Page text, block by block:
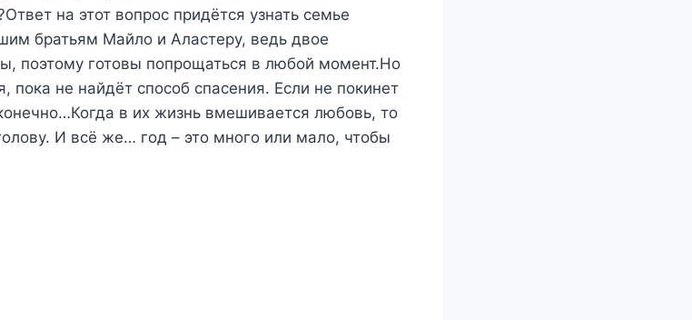
на этот вопрос придётся узнать семье
братьям Майло и Аластеру, ведь двое
поэтому готовы попрощаться в любой момент.Но
пока не найдёт способ спасения. Если не покинет
в их жизнь вмешивается любовь, то
И всё же… год – это много или мало, чтобы